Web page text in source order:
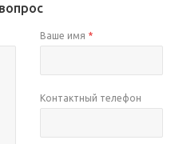
Ваше имя *
Контактный телефон